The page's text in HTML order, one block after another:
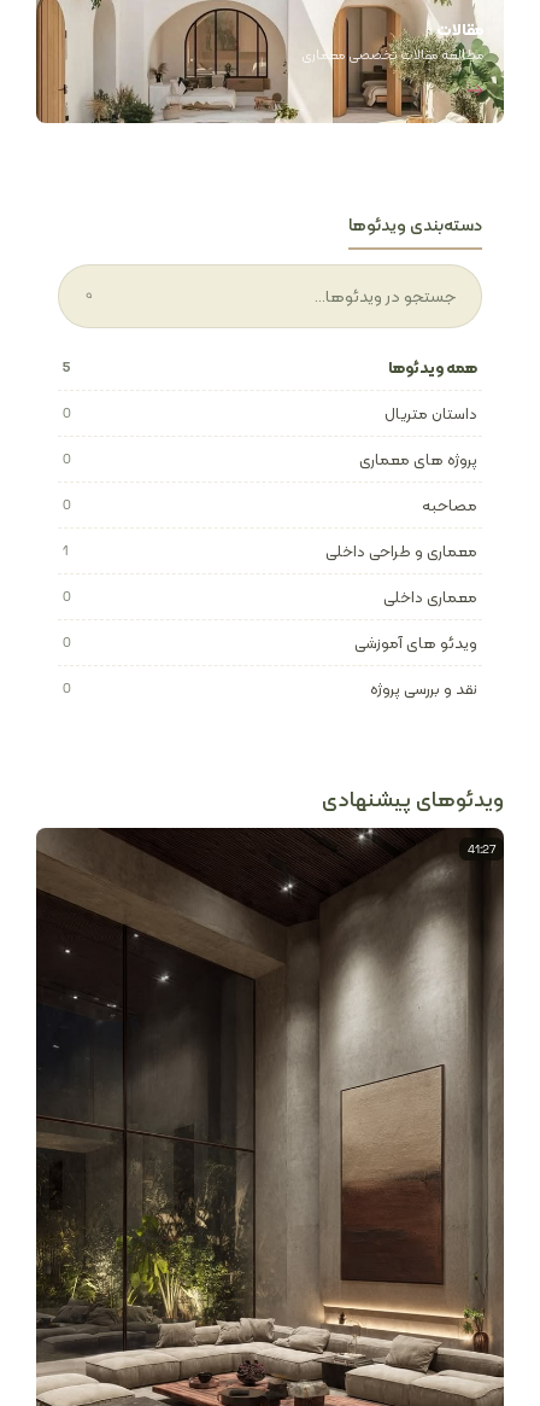
مقالات
مطالعه مقالات تخصصی معماری
دسته‌بندی ویدئوها
همه ویدئوها 5
داستان متریال 0
پروژه های معماری 0
مصاحبه 0
معماری و طراحی داخلی 1
معماری داخلی 0
ویدئو های آموزشی 0
نقد و بررسی پروژه 0
ویدئوهای پیشنهادی
41:27